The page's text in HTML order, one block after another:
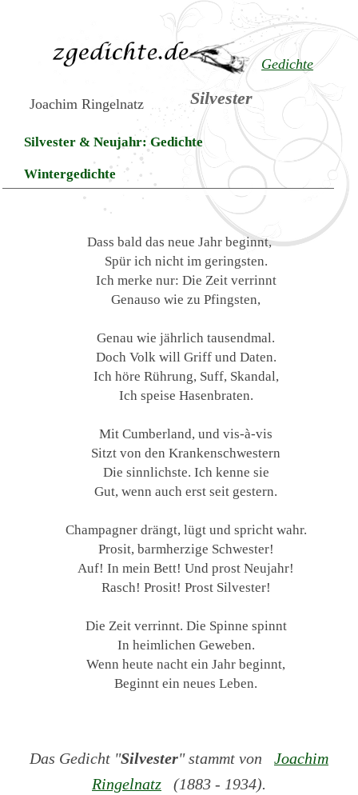
Gedichte
Silvester
Joachim Ringelnatz
Silvester & Neujahr: Gedichte
Wintergedichte
Dass bald das neue Jahr beginnt,
Spür ich nicht im geringsten.
Ich merke nur: Die Zeit verrinnt
Genauso wie zu Pfingsten,
Genau wie jährlich tausendmal.
Doch Volk will Griff und Daten.
Ich höre Rührung, Suff, Skandal,
Ich speise Hasenbraten.
Mit Cumberland, und vis-à-vis
Sitzt von den Krankenschwestern
Die sinnlichste. Ich kenne sie
Gut, wenn auch erst seit gestern.
Champagner drängt, lügt und spricht wahr.
Prosit, barmherzige Schwester!
Auf! In mein Bett! Und prost Neujahr!
Rasch! Prosit! Prost Silvester!
Die Zeit verrinnt. Die Spinne spinnt
In heimlichen Geweben.
Wenn heute nacht ein Jahr beginnt,
Beginnt ein neues Leben.
Das Gedicht "Silvester" stammt von
Joachim
Ringelnatz (1883 - 1934).